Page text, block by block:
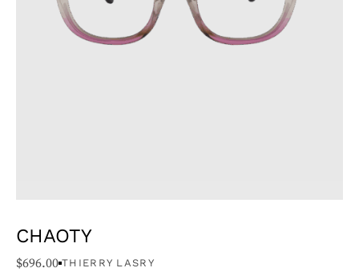
CHAOTY
$696.00 THIERRY LASRY